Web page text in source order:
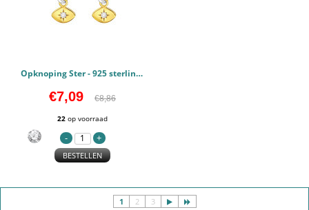
Opknoping Ster - 925 sterling zilver Oorringen PCJW44288
€7,09 €8,86
22 op voorraad
BESTELLEN
1 2 3